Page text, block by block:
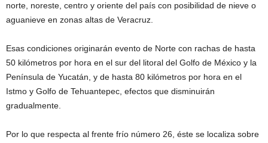
norte, noreste, centro y oriente del país con posibilidad de nieve o
aguanieve en zonas altas de Veracruz.
Esas condiciones originarán evento de Norte con rachas de hasta
50 kilómetros por hora en el sur del litoral del Golfo de México y la
Península de Yucatán, y de hasta 80 kilómetros por hora en el
Istmo y Golfo de Tehuantepec, efectos que disminuirán
gradualmente.
Por lo que respecta al frente frío número 26, éste se localiza sobre